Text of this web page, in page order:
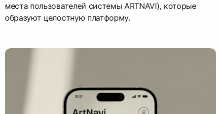
места пользователей системы ARTNAVI), которые
образуют целостную платформу.